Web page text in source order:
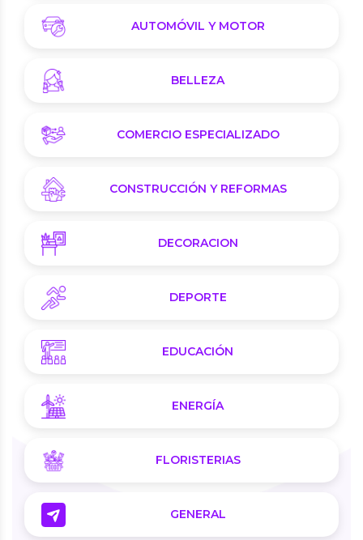
AUTOMÓVIL Y MOTOR
BELLEZA
COMERCIO ESPECIALIZADO
CONSTRUCCIÓN Y REFORMAS
DECORACION
DEPORTE
EDUCACIÓN
ENERGÍA
FLORISTERIAS
GENERAL